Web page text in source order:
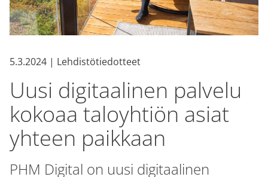
5.3.2024 | Lehdistötiedotteet
Uusi digitaalinen palvelu
kokoaa taloyhtiön asiat
yhteen paikkaan
PHM Digital on uusi digitaalinen